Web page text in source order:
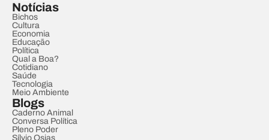
Notícias
Bichos
Cultura
Economia
Educação
Política
Qual a Boa?
Cotidiano
Saúde
Tecnologia
Meio Ambiente
Blogs
Caderno Animal
Conversa Política
Pleno Poder
Sílvio Osias